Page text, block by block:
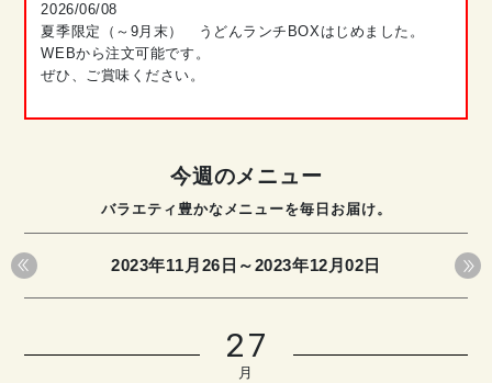
2026/06/08
夏季限定（～9月末） うどんランチBOXはじめました。
WEBから注文可能です。
ぜひ、ご賞味ください。
今週のメニュー
バラエティ豊かなメニューを毎日お届け。
2023年11月26日～2023年12月02日
27
月